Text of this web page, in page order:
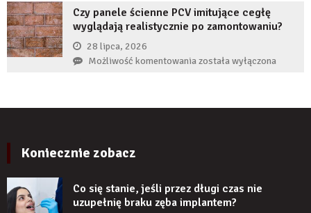
wiarygodność
produktu?
gdy
implant
zaczyna
Czy panele ścienne PCV imitujące cegłę
wyglądają realistycznie po zamontowaniu?
28 lipca, 2026
Możliwość komentowaniaCzy
zamontowaniu?
została wyłączona
Koniecznie zobacz
Co się stanie, jeśli przez długi czas nie
uzupełnię braku zęba implantem?